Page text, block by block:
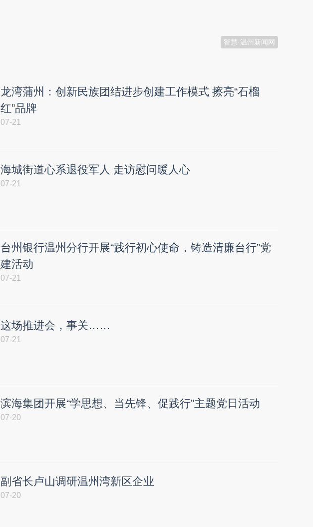
智慧·温州新闻网
龙湾蒲州：创新民族团结进步创建工作模式 擦亮“石榴
红”品牌
07-21
海城街道心系退役军人 走访慰问暖人心
07-21
台州银行温州分行开展“践行初心使命，铸造清廉台行”党
建活动
07-21
这场推进会，事关……
07-21
滨海集团开展“学思想、当先锋、促践行”主题党日活动
07-20
副省长卢山调研温州湾新区企业
07-20